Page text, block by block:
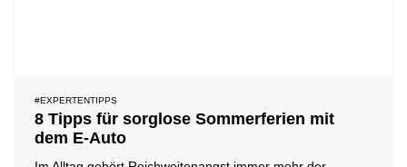
#EXPERTENTIPPS
8 Tipps für sorglose Sommerferien mit
dem E-Auto